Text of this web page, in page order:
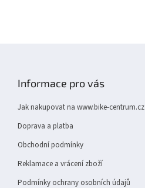
Informace pro vás
Jak nakupovat na www.bike-centrum.cz
Doprava a platba
Obchodní podmínky
Reklamace a vrácení zboží
Podmínky ochrany osobních údajů